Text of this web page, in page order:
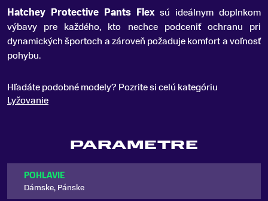
Hatchey Protective Pants Flexsú ideálnym doplnkom
výbavy pre každého, kto nechce podceniť ochranu pri
dynamických športoch a zároveň požaduje komfort a voľnosť
pohybu.
Hľadáte podobné modely? Pozrite si celú kategóriu
Lyžovanie
PARAMETRE
POHLAVIE
Dámske, Pánske